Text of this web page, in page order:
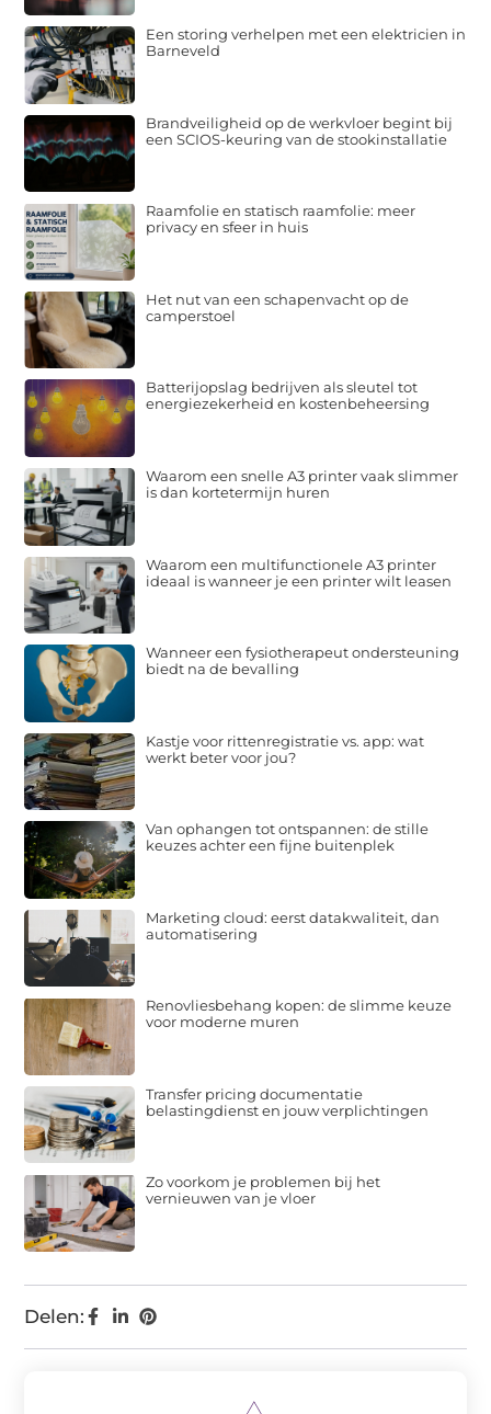
Delen:
Een storing verhelpen met een elektricien in
Barneveld
Brandveiligheid op de werkvloer begint bij
een SCIOS-keuring van de stookinstallatie
Raamfolie en statisch raamfolie: meer
privacy en sfeer in huis
Het nut van een schapenvacht op de
camperstoel
Batterijopslag bedrijven als sleutel tot
energiezekerheid en kostenbeheersing
Waarom een snelle A3 printer vaak slimmer
is dan kortetermijn huren
Waarom een multifunctionele A3 printer
ideaal is wanneer je een printer wilt leasen
Wanneer een fysiotherapeut ondersteuning
biedt na de bevalling
Kastje voor rittenregistratie vs. app: wat
werkt beter voor jou?
Van ophangen tot ontspannen: de stille
keuzes achter een fijne buitenplek
Marketing cloud: eerst datakwaliteit, dan
automatisering
Renovliesbehang kopen: de slimme keuze
voor moderne muren
Transfer pricing documentatie
belastingdienst en jouw verplichtingen
Zo voorkom je problemen bij het
vernieuwen van je vloer